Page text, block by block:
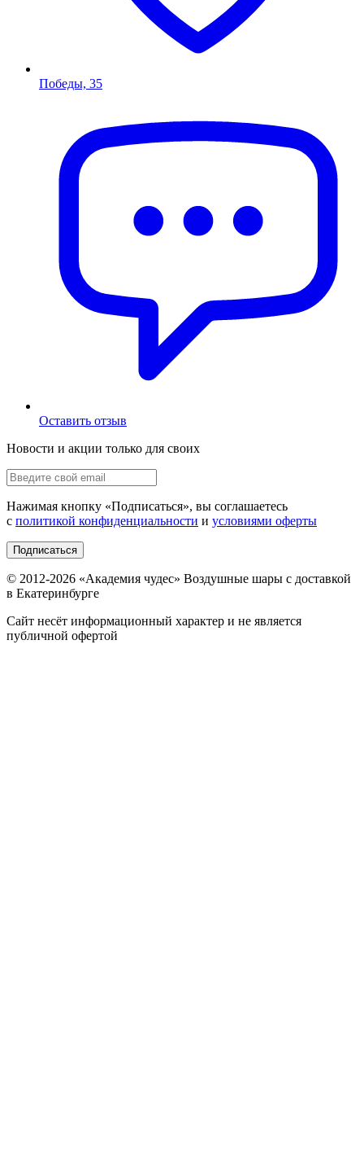
Победы, 35
Оставить отзыв
Новости и акции только для своих
Нажимая кнопку «Подписаться», вы соглашаетесь
с политикой конфиденциальности и условиями оферты
Подписаться
© 2012-2026 «Академия чудес» Воздушные шары с доставкой
в Екатеринбурге
Сайт несёт информационный характер и не является
публичной офертой